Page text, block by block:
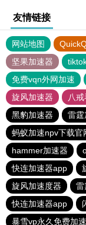
友情链接
网站地图
坚果加速器
免费vqn外网加速
旋风加速器
八
黑豹加速器
雷霆
蚂蚁加速npv下载官
hammer加速器
快连加速器app
旋风加速度器
雷
快连加速器app
暴雪vp永久免费加